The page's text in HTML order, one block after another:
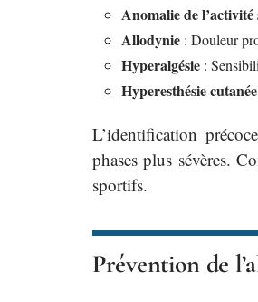
Anomalie de
Allodynie : Douleur
Hyperalgésie :
Hyperesthésie cutanée
L’identification
phases plus sévères.
sportifs.
Prévention de